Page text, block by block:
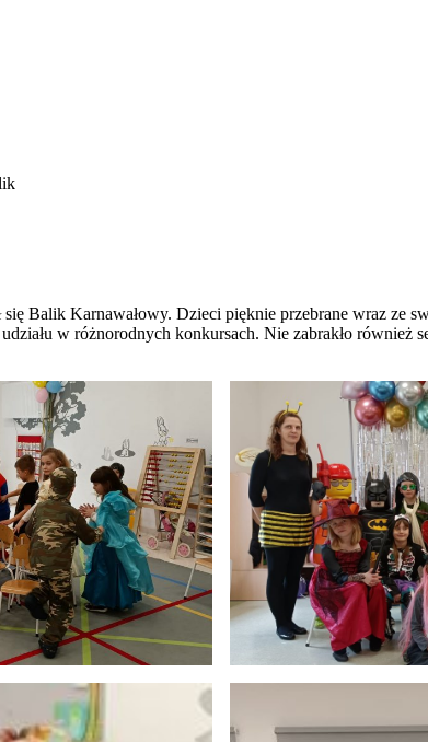
Balik Karnawałowy. Dzieci pięknie przebrane wraz ze
w różnorodnych konkursach. Nie zabrakło